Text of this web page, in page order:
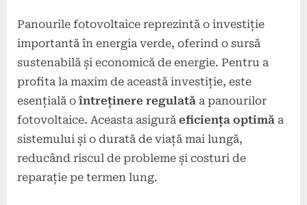
Panourile fotovoltaice reprezintă o investiție
importantă în energia verde, oferind o sursă
sustenabilă și economică de energie. Pentru a
profita la maxim de această investiție, este
esențială o întreținere regulată a panourilor
fotovoltaice. Aceasta asigură eficiența optimă a
sistemului și o durată de viață mai lungă,
reducând riscul de probleme și costuri de
reparație pe termen lung.